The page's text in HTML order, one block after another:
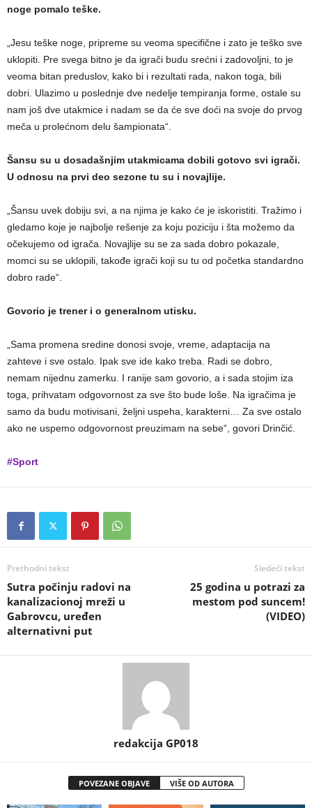
noge pomalo teške.
„Jesu teške noge, pripreme su veoma specifične i zato je teško sve
uklopiti. Pre svega bitno je da igrači budu srećni i zadovoljni, to je
veoma bitan preduslov, kako bi i rezultati rada, nakon toga, bili
dobri. Ulazimo u poslednje dve nedelje tempiranja forme, ostale su
nam još dve utakmice i nadam se da će sve doći na svoje do prvog
meča u prolećnom delu šampionata“.
Šansu su u dosadašnjim utakmicama dobili gotovo svi igrači.
U odnosu na prvi deo sezone tu su i novajlije.
„Šansu uvek dobiju svi, a na njima je kako će je iskoristiti. Tražimo i
gledamo koje je najbolje rešenje za koju poziciju i šta možemo da
očekujemo od igrača. Novajlije su se za sada dobro pokazale,
momci su se uklopili, takođe igrači koji su tu od početka standardno
dobro rade“.
Govorio je trener i o generalnom utisku.
„Sama promena sredine donosi svoje, vreme, adaptacija na
zahteve i sve ostalo. Ipak sve ide kako treba. Radi se dobro,
nemam nijednu zamerku. I ranije sam govorio, a i sada stojim iza
toga, prihvatam odgovornost za sve što bude loše. Na igračima je
samo da budu motivisani, željni uspeha, karakterni… Za sve ostalo
ako ne uspemo odgovornost preuzimam na sebe“, govori Drinčić.
#Sport
Prethodni tekst
Sutra počinju radovi na
kanalizacionoj mreži u
Gabrovcu, uređen
alternativni put
Sledeći tekst
25 godina u potrazi za
mestom pod suncem!
(VIDEO)
redakcija GP018
POVEZANE OBJAVE VIŠE OD AUTORA